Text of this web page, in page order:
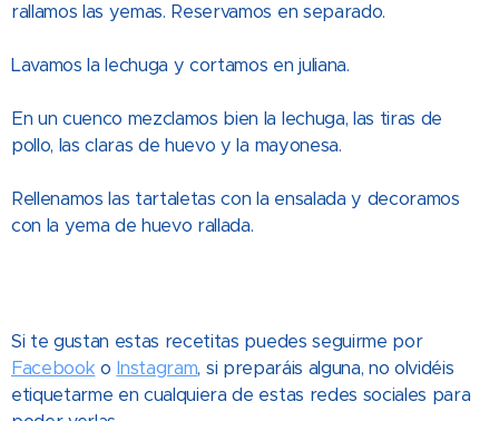
rallamos las yemas. Reservamos en separado.
Lavamos la lechuga y cortamos en juliana.
En un cuenco mezclamos bien la lechuga, las tiras de
pollo, las claras de huevo y la mayonesa.
Rellenamos las tartaletas con la ensalada y decoramos
con la yema de huevo rallada.
Si te gustan estas recetitas puedes seguirme por
Facebook o Instagram, si preparáis alguna, no olvidéis
etiquetarme en cualquiera de estas redes sociales para